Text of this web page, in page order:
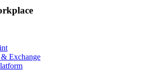
Exchange